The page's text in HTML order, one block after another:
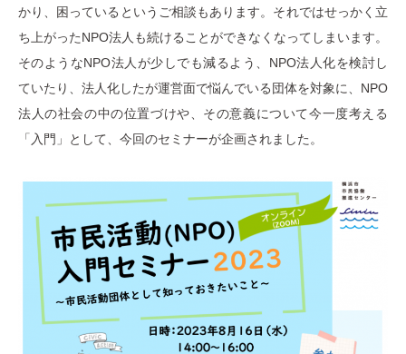
かり、困っているというご相談もあります。それではせっかく立
ち上がったNPO法人も続けることができなくなってしまいます。
そのようなNPO法人が少しでも減るよう、NPO法人化を検討し
ていたり、法人化したが運営面で悩んでいる団体を対象に、NPO
法人の社会の中の位置づけや、その意義について今一度考える
「入門」として、今回のセミナーが企画されました。